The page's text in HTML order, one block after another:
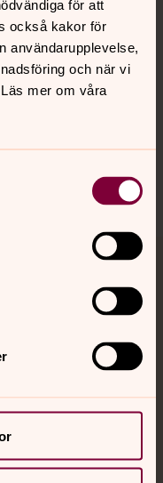
för att
också kakor för
användarupplevelse,
och när vi
mer om våra
chatta anonymt